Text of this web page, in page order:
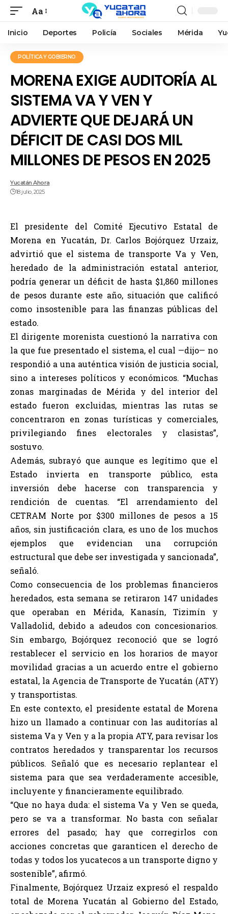
Aa
Inicio Deportes Policía Sociales Mérida
POLÍTICA Y GOBIERNO
MORENA EXIGE AUDITORÍA AL
SISTEMA VA Y VEN Y
ADVIERTE QUE DEJARÁ UN
DÉFICIT DE CASI DOS MIL
MILLONES DE PESOS EN 2025
Yucatán Ahora
18 julio, 2025
El presidente del Comité Ejecutivo Estatal de
Morena en Yucatán, Dr. Carlos Bojórquez Urzaiz,
advirtió que el sistema de transporte Va y Ven,
heredado de la administración estatal anterior,
podría generar un déficit de hasta $1,860 millones
de pesos durante este año, situación que calificó
como insostenible para las finanzas públicas del
estado.
El dirigente morenista cuestionó la narrativa con
la que fue presentado el sistema, el cual —dijo— no
respondió a una auténtica visión de justicia social,
sino a intereses políticos y económicos. “Muchas
zonas marginadas de Mérida y del interior del
estado fueron excluidas, mientras las rutas se
concentraron en zonas turísticas y comerciales,
privilegiando fines electorales y clasistas”,
sostuvo.
Además, subrayó que aunque es legítimo que el
Estado invierta en transporte público, esta
inversión debe hacerse con transparencia y
rendición de cuentas. “El arrendamiento del
CETRAM Norte por $300 millones de pesos a 15
años, sin justificación clara, es uno de los muchos
ejemplos que evidencian una corrupción
estructural que debe ser investigada y sancionada”,
señaló.
Como consecuencia de los problemas financieros
heredados, esta semana se retiraron 147 unidades
que operaban en Mérida, Kanasín, Tizimín y
Valladolid, debido a adeudos con concesionarios.
Sin embargo, Bojórquez reconoció que se logró
restablecer el servicio en los horarios de mayor
movilidad gracias a un acuerdo entre el gobierno
estatal, la Agencia de Transporte de Yucatán (ATY)
y transportistas.
En este contexto, el presidente estatal de Morena
hizo un llamado a continuar con las auditorías al
sistema Va y Ven y a la propia ATY, para revisar los
contratos heredados y transparentar los recursos
públicos. Señaló que es necesario replantear el
sistema para que sea verdaderamente accesible,
incluyente y financieramente equilibrado.
“Que no haya duda: el sistema Va y Ven se queda,
pero se va a transformar. No basta con señalar
errores del pasado; hay que corregirlos con
acciones concretas que garanticen el derecho de
todas y todos los yucatecos a un transporte digno y
sostenible”, afirmó.
Finalmente, Bojórquez Urzaiz expresó el respaldo
total de Morena Yucatán al Gobierno del Estado,